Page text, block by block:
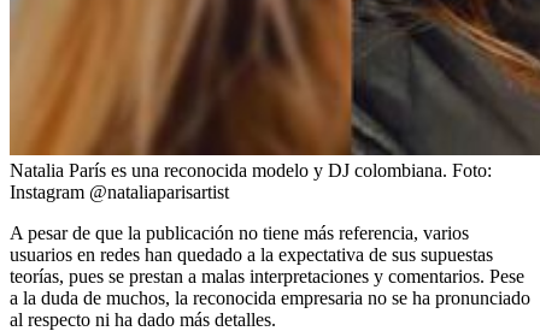
Natalia París es una reconocida modelo y DJ colombiana. Foto:
Instagram @nataliaparisartist
A pesar de que la publicación no tiene más referencia, varios
usuarios en redes han quedado a la expectativa de sus supuestas
teorías, pues se prestan a malas interpretaciones y comentarios. Pese
a la duda de muchos, la reconocida empresaria no se ha pronunciado
al respecto ni ha dado más detalles.